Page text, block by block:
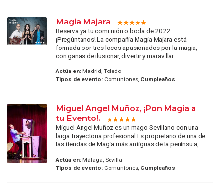
Magia Majara
Reserva ya tu comunión o boda de 2022.
¡Pregúntanos! La compañía Magia Majara está
formada por tres locos apasionados por la magia,
con ganas de ilusionar, divertir y maravillar ...
Actúa en:Madrid, Toledo
Tipos de evento:Comuniones, Cumpleaños
Miguel Angel Muñoz, ¡Pon Magia a
tu Evento!.
Miguel Angel Muñoz es un mago Sevillano con una
larga trayectoria profesional.Es propietario de una de
las tiendas de Magia más antiguas de la península, ...
Actúa en:Málaga, Sevilla
Tipos de evento:Comuniones, Cumpleaños